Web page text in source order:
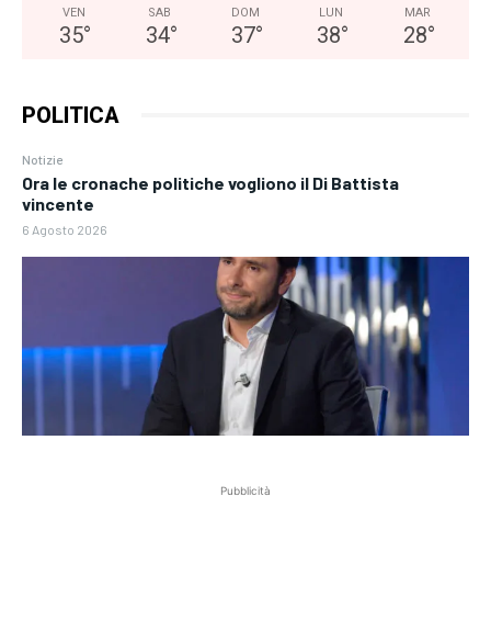
VEN
35°
SAB
34°
DOM
37°
LUN
38°
MAR
28°
POLITICA
Notizie
Ora le cronache politiche vogliono il Di Battista
vincente
6 Agosto 2026
Pubblicità